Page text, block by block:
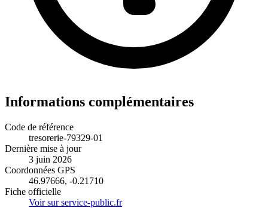
Informations complémentaires
Code de référence
tresorerie-79329-01
Dernière mise à jour
3 juin 2026
Coordonnées GPS
46.97666, -0.21710
Fiche officielle
Voir sur service-public.fr